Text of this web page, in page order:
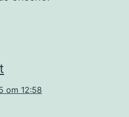
om 12:58